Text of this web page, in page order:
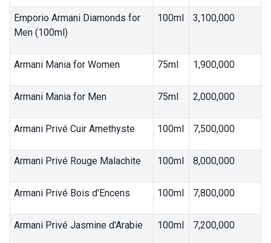
Emporio Armani Diamonds for
Men (100ml)
100ml 3,100,000
Armani Mania for Women 75ml 1,900,000
Armani Mania for Men 75ml 2,000,000
Armani Privé Cuir Amethyste 100ml 7,500,000
Armani Privé Rouge Malachite 100ml 8,000,000
Armani Privé Bois d'Encens 100ml 7,800,000
Armani Privé Jasmine d'Arabie 100ml 7,200,000